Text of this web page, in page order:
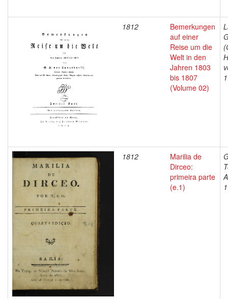
1812
Bemerkungen
auf einer
Reise um die
Welt in den
Jahren 1803
bis 1807
(Volume 02)
1812
Marilia de
Dirceo:
primeira parte
(e.1)